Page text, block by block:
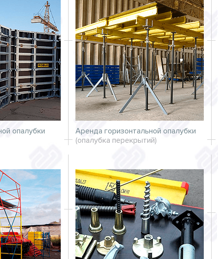
опалубки
Аренда горизонтальной опалубки
(опалубка перекрытий)